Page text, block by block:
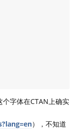
字体在CTAN上确实
），不知道